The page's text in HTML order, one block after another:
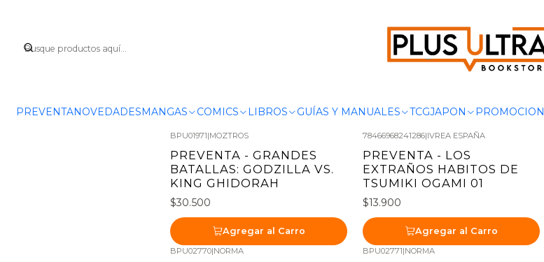
PREVENTANOVEDADESMANGAS COMICS LIBROS GUÍAS Y MANUALES TCGJAPON PROMOCION
PREVENTA
BPU01971|MOZTROS
PREVENTA - GRANDES
BATALLAS: GODZILLA VS.
KING GHIDORAH
$30.500
Agregar al Carro
78466968241286|IVREA ESPAÑA
PREVENTA - LOS
EXTRAÑOS HABITOS DE
TSUMIKI OGAMI 01
$13.900
Agregar al Carro
BPU02770|NORMA BPU02771|NORMA